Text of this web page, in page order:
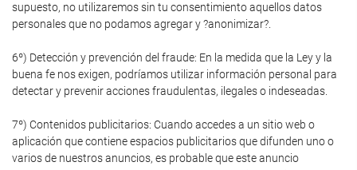
supuesto, no utilizaremos sin tu consentimiento aquellos datos
personales que no podamos agregar y ?anonimizar?.
6º) Detección y prevención del fraude: En la medida que la Ley y la
buena fe nos exigen, podríamos utilizar información personal para
detectar y prevenir acciones fraudulentas, ilegales o indeseadas.
7º) Contenidos publicitarios: Cuando accedes a un sitio web o
aplicación que contiene espacios publicitarios que difunden uno o
varios de nuestros anuncios, es probable que este anuncio